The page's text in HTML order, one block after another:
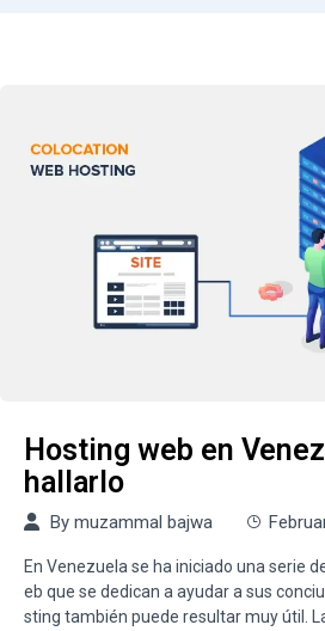
Hosting web en
hallarlo
By muzammal bajwa
En Venezuela se ha iniciado una serie
eb que se dedican a ayudar a sus
sting también puede resultar muy útil.